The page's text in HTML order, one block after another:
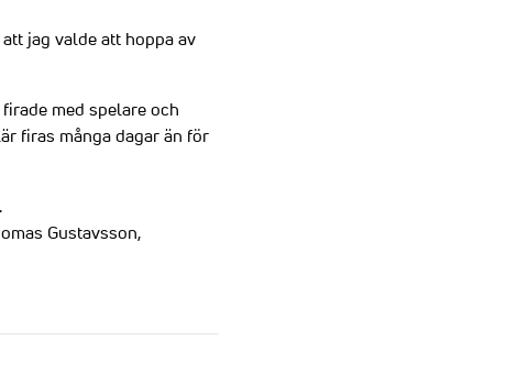
jag valde att hoppa av
med spelare och
firas många dagar än för
Gustavsson,